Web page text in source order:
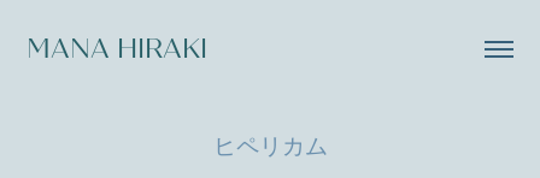
MANA HIRAKI
ヒペリカム